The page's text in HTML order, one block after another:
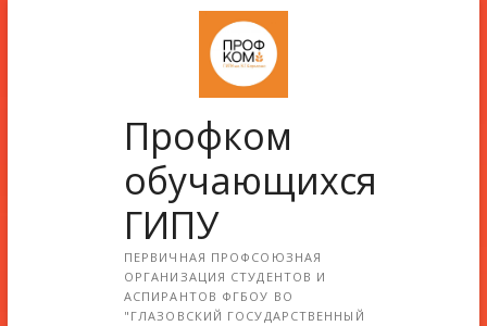
Профком
обучающихся
ГИПУ
ПЕРВИЧНАЯ ПРОФСОЮЗНАЯ
ОРГАНИЗАЦИЯ СТУДЕНТОВ И
АСПИРАНТОВ ФГБОУ ВО
"ГЛАЗОВСКИЙ ГОСУДАРСТВЕННЫЙ